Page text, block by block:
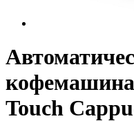
кофемашина
Touch